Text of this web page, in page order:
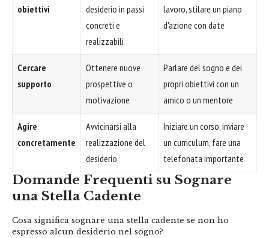
obiettivi
desiderio in passi
concreti e
realizzabili
lavoro, stilare un piano
d'azione con date
Cercare
supporto
Ottenere nuove
prospettive o
motivazione
Parlare del sogno e dei
propri obiettivi con un
amico o un mentore
Agire
concretamente
Avvicinarsi alla
realizzazione del
desiderio
Iniziare un corso, inviare
un curriculum, fare una
telefonata importante
Domande Frequenti su Sognare
una Stella Cadente
Cosa significa sognare una stella cadente se non ho
espresso alcun desiderio nel sogno?